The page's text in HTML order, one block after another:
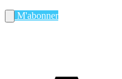
M'abonner